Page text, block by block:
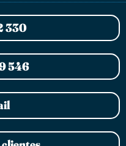
330
546